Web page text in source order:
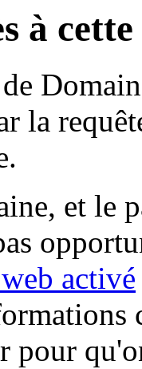
à
la
et le
activé
pour